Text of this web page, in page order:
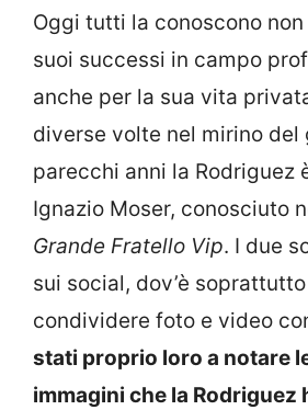
Oggi tutti la conoscono
suoi successi in campo
anche per la sua vita
diverse volte nel mirino del
parecchi anni la Rodriguez
Ignazio Moser, conosciuto
Grande Fratello Vip. I due
sui social, dov’è
condividere foto e video
stati proprio loro a notare
immagini che la Rodriguez